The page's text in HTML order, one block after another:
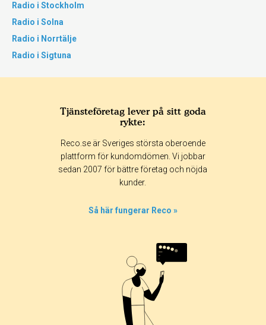
Radio i Stockholm
Radio i Solna
Radio i Norrtälje
Radio i Sigtuna
Tjänsteföretag lever på sitt goda
rykte:
Reco.se är Sveriges största oberoende
plattform för kundomdömen. Vi jobbar
sedan 2007 för bättre företag och nöjda
kunder.
Så här fungerar Reco »